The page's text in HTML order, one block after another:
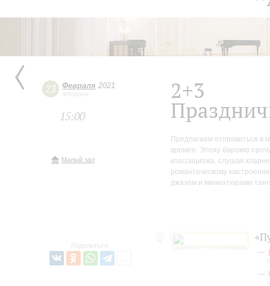
23 Февраля 2021
вторник
15:00
Малый зал
Поделиться:
2+3
Предлагаем отправиться
времен. Эпоху барокко
классицизма, слушая
романтическому
джазом и миниатюрами